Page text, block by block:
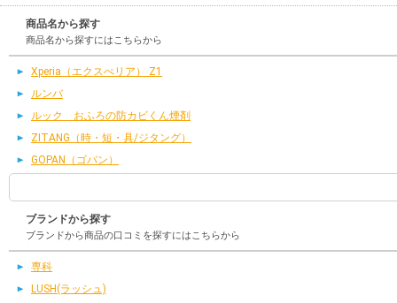
商品名から探す
商品名から探すにはこちらから
Xperia（エクスぺリア） Z1
ルンバ
ルック おふろの防カビくん煙剤
ZITANG（時・短・具/ジタング）
GOPAN（ゴパン）
ブランドから探す
ブランドから商品の口コミを探すにはこちらから
専科
LUSH(ラッシュ)